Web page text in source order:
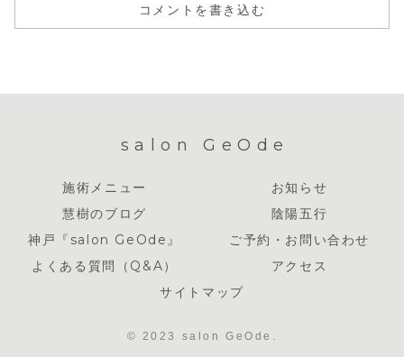
コメントを書き込む
salon GeOde
施術メニュー
お知らせ
慧樹のブログ
陰陽五行
神戸『salon GeOde』
ご予約・お問い合わせ
よくある質問（Q&A）
アクセス
サイトマップ
© 2023 salon GeOde.